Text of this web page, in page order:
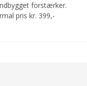
forstærker.
pris kr. 399,-